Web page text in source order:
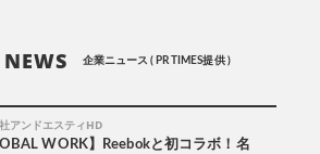
企業ニュース ( PR TIMES提供 )
アンドエスティHD
WORK】Reebokと初コラボ！名